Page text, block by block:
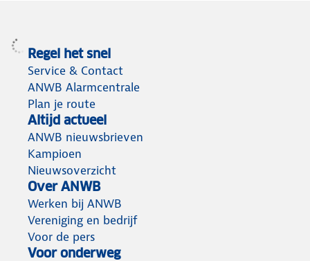
Regel het snel
Service & Contact
ANWB Alarmcentrale
Plan je route
Altijd actueel
ANWB nieuwsbrieven
Kampioen
Nieuwsoverzicht
Over ANWB
Werken bij ANWB
Vereniging en bedrijf
Voor de pers
Voor onderweg